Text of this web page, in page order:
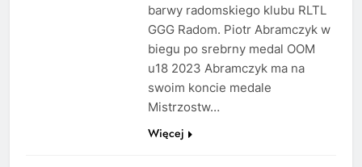
barwy radomskiego klubu RLTL
GGG Radom. Piotr Abramczyk w
biegu po srebrny medal OOM
u18 2023 Abramczyk ma na
swoim koncie medale
Mistrzostw…
Więcej